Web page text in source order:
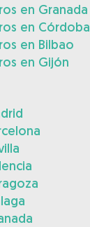
en Granada
en Córdoba
en Bilbao
en Gijón